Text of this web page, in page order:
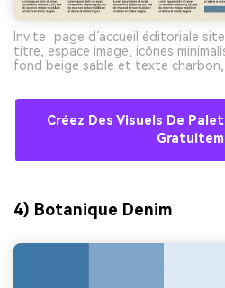
Invite : page d’accueil éditoriale
titre, espace image, icônes
fond beige sable et texte
Créez Des Visuels De
4) Botanique Denim